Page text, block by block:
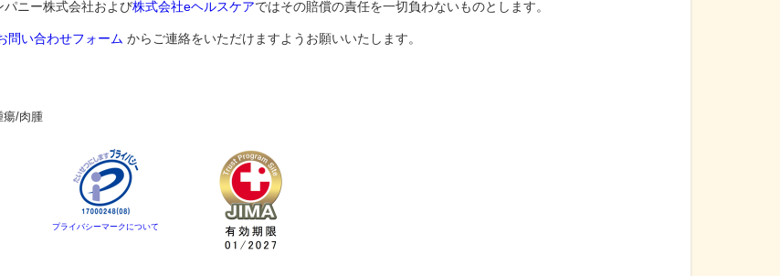
ニー株式会社および株式会社eヘルスケアではその賠償の責任を一切負わないものとします。
問い合わせフォーム からご連絡をいただけますようお願いいたします。
瘍/肉腫
プライバシーマークについて